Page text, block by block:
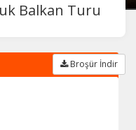
Balkan Turu
Broşür İndir